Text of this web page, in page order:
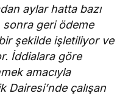
aylar hatta bazı
sonra geri ödeme
şekilde işletiliyor ve
İddialara göre
amacıyla
Dairesi’nde çalışan